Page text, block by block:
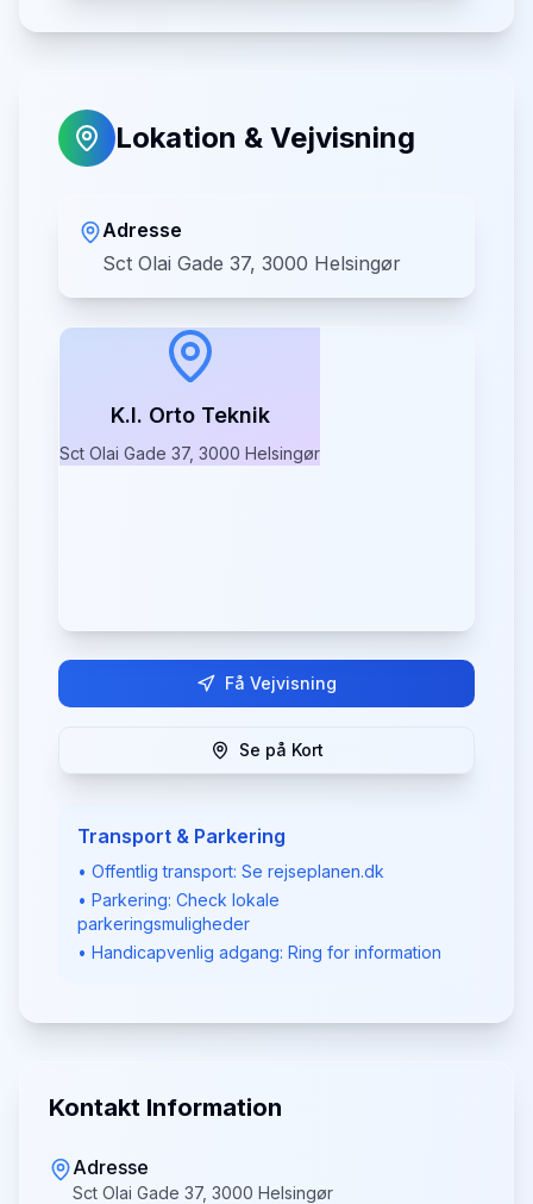
Lokation & Vejvisning
Adresse
Sct Olai Gade 37, 3000 Helsingør
K.l. Orto Teknik
Sct Olai Gade 37, 3000 Helsingør
Få Vejvisning
Se på Kort
Transport & Parkering
• Offentlig transport: Se rejseplanen.dk
• Parkering: Check lokale
parkeringsmuligheder
• Handicapvenlig adgang: Ring for information
Kontakt Information
Adresse
Sct Olai Gade 37, 3000 Helsingør